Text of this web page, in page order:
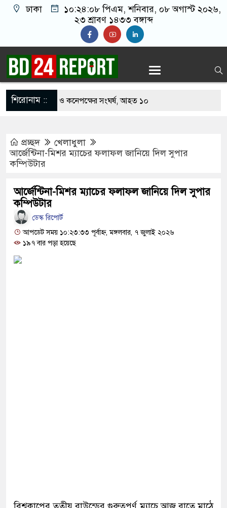
ঢাকা ১০:২৪:০৯ পিএম, শনিবার, ০৮ অগাস্ট ২০২৬,
২৩ শ্রাবণ ১৪৩৩ বঙ্গাব্দ
শিরোনাম ::
খাবার নিয়ে বর ও কনেপক্ষের সংঘর্ষ, আহত ১০
শঙ্কায় দেশজুড়ে পুলিশের সতর্কতা জারি
আ.লীগের গোপন বৈঠক থেকে গ্রেপ্তার ৬
যুবদল সভাপতি আটক, ভিডিও ভাইরাল
দায়ী থাকবে জামায়াত-এনসিপি: রাশেদ খাঁন
দিলেন জামায়াত বহিষ্কাকৃত গাজী নজরুলের ১২
প্রচ্ছদ
খেলাধুলা
আর্জেন্টিনা-মিশর ম্যাচের ফলাফল জানিয়ে দিল সুপার
কম্পিউটার
আর্জেন্টিনা-মিশর ম্যাচের ফলাফল জানিয়ে দিল সুপার
কম্পিউটার
ডেস্ক রিপোর্ট
আপডেট সময় ১০:২৩:৩৩ পূর্বাহ্ন, মঙ্গলবার, ৭ জুলাই ২০২৬
১৯৭ বার পড়া হয়েছে